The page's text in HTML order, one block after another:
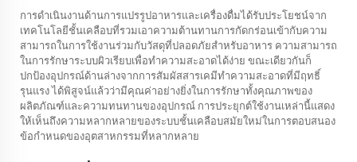
การดำเนินงานด้านการแปรรูปอาหารและเครื่องดื่มได้รับประโยชน์จาก
เทคโนโลยีชั้นเคลือบที่รวมเอาความต้านทานการกัดกร่อนเข้ากับความ
สามารถในการใช้งานร่วมกับวัสดุที่ปลอดภัยสำหรับอาหาร ความสามารถ
ในการรักษาระบบผิวเรียบเพื่อทำความสะอาดได้ง่าย ขณะเดียวกันก็
ปกป้องอุปกรณ์ด้านล่างจากการสัมผัสสารเคมีทำความสะอาดที่มีฤทธิ์
รุนแรง ได้พิสูจน์แล้วว่ามีคุณค่าอย่างยิ่งในการรักษาทั้งคุณภาพของ
ผลิตภัณฑ์และความทนทานของอุปกรณ์ การประยุกต์ใช้งานเหล่านี้แสดง
ให้เห็นถึงความหลากหลายของระบบชั้นเคลือบสมัยใหม่ในการตอบสนอง
ข้อกำหนดของอุตสาหกรรมที่หลากหลาย